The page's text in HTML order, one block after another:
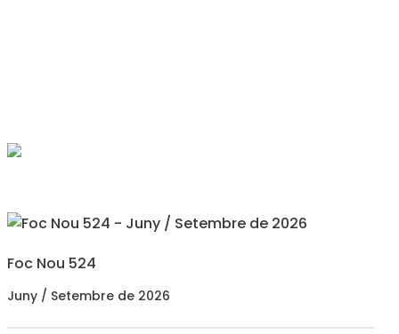
Foc Nou 524
Juny / Setembre de 2026